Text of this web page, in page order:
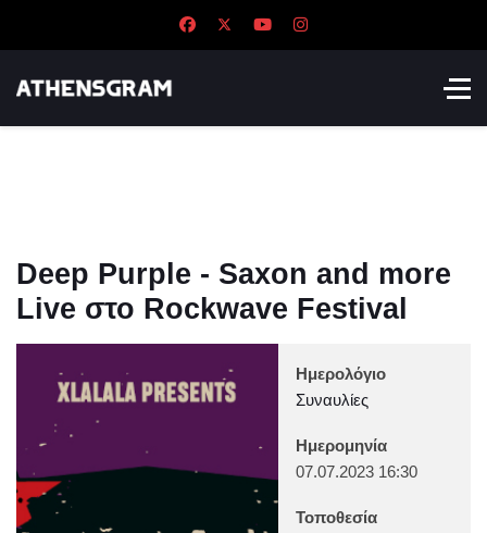
Deep Purple - Saxon and more
Live στο Rockwave Festival
Ημερολόγιο
Συναυλίες
Ημερομηνία
07.07.2023 16:30
Τοποθεσία